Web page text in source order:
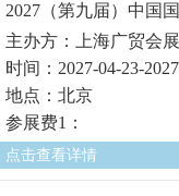
2027（第九届）中国
主办方：上海广贸会
时间：2027-04-23-
地点：北京
参展费1：
点击查看详情